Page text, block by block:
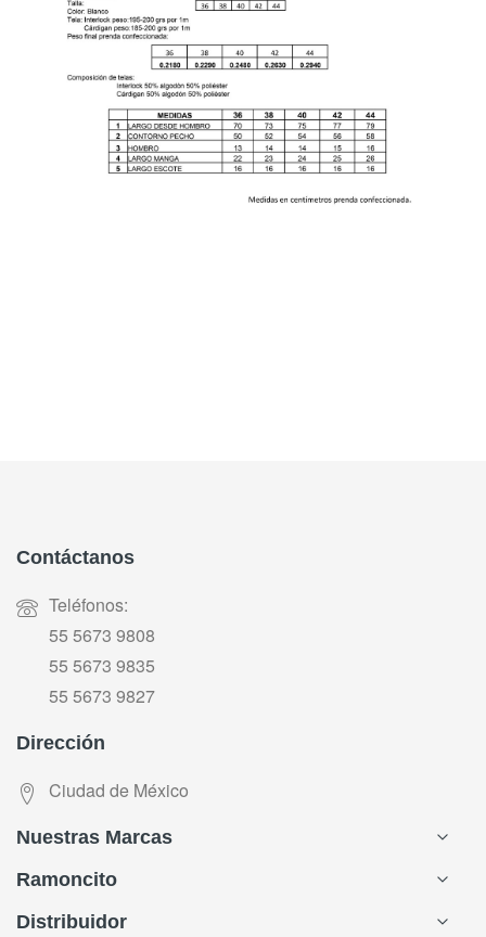
Contáctanos
Teléfonos:
55 5673 9808
55 5673 9835
55 5673 9827
Dirección
Ciudad de México
Nuestras Marcas
Ramoncito
Distribuidor